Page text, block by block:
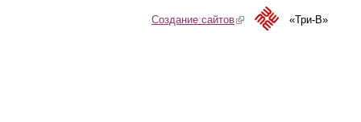
Создание сайтов(link is external)«Три-В»